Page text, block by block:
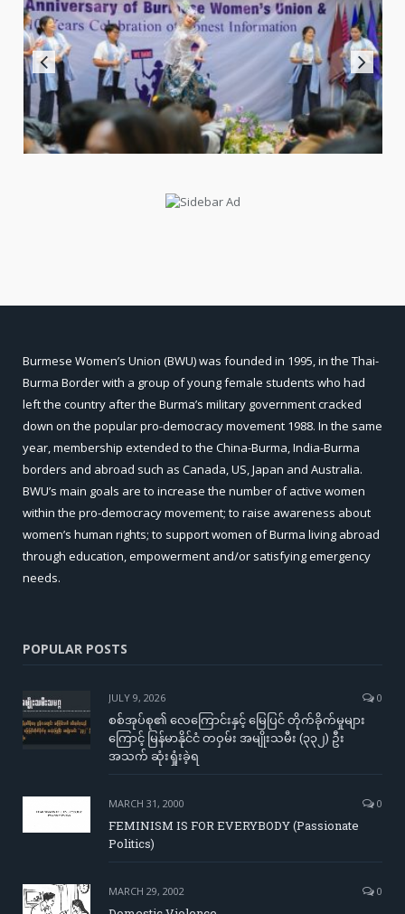
Burmese Women’s Union (BWU) was founded in 1995, in the Thai-
Burma Border with a group of young female students who had
left the country after the Burma’s military government cracked
down on the popular pro-democracy movement 1988. In the same
year, membership extended to the China-Burma, India-Burma
borders and abroad such as Canada, US, Japan and Australia.
BWU’s main goals are to increase the number of active women
within the pro-democracy movement; to raise awareness about
women’s human rights; to support women of Burma living abroad
through education, empowerment and/or satisfying emergency
needs.
POPULAR POSTS
JULY 9, 2026 0
စစ်အုပ်စု၏ လေကြောင်းနှင့် မြေပြင် တိုက်ခိုက်မှုများ
ကြောင့် မြန်မာနိုင်ငံ တဝှမ်း အမျိုးသမီး (၃၃၂) ဦး
အသက် ဆုံးရှုံးခဲ့ရ
MARCH 31, 2000 0
FEMINISM IS FOR EVERYBODY (Passionate
Politics)
MARCH 29, 2002 0